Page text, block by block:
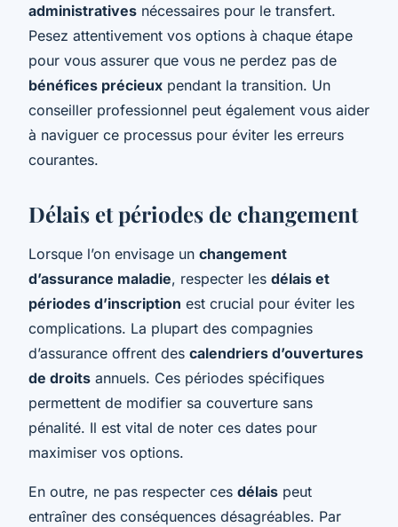
administratives nécessaires pour le transfert.
Pesez attentivement vos options à chaque étape
pour vous assurer que vous ne perdez pas de
bénéfices précieux pendant la transition. Un
conseiller professionnel peut également vous aider
à naviguer ce processus pour éviter les erreurs
courantes.
Délais et périodes de changement
Lorsque l’on envisage un changement
d’assurance maladie, respecter les délais et
périodes d’inscription est crucial pour éviter les
complications. La plupart des compagnies
d’assurance offrent des calendriers d’ouvertures
de droits annuels. Ces périodes spécifiques
permettent de modifier sa couverture sans
pénalité. Il est vital de noter ces dates pour
maximiser vos options.
En outre, ne pas respecter ces délais peut
entraîner des conséquences désagréables. Par